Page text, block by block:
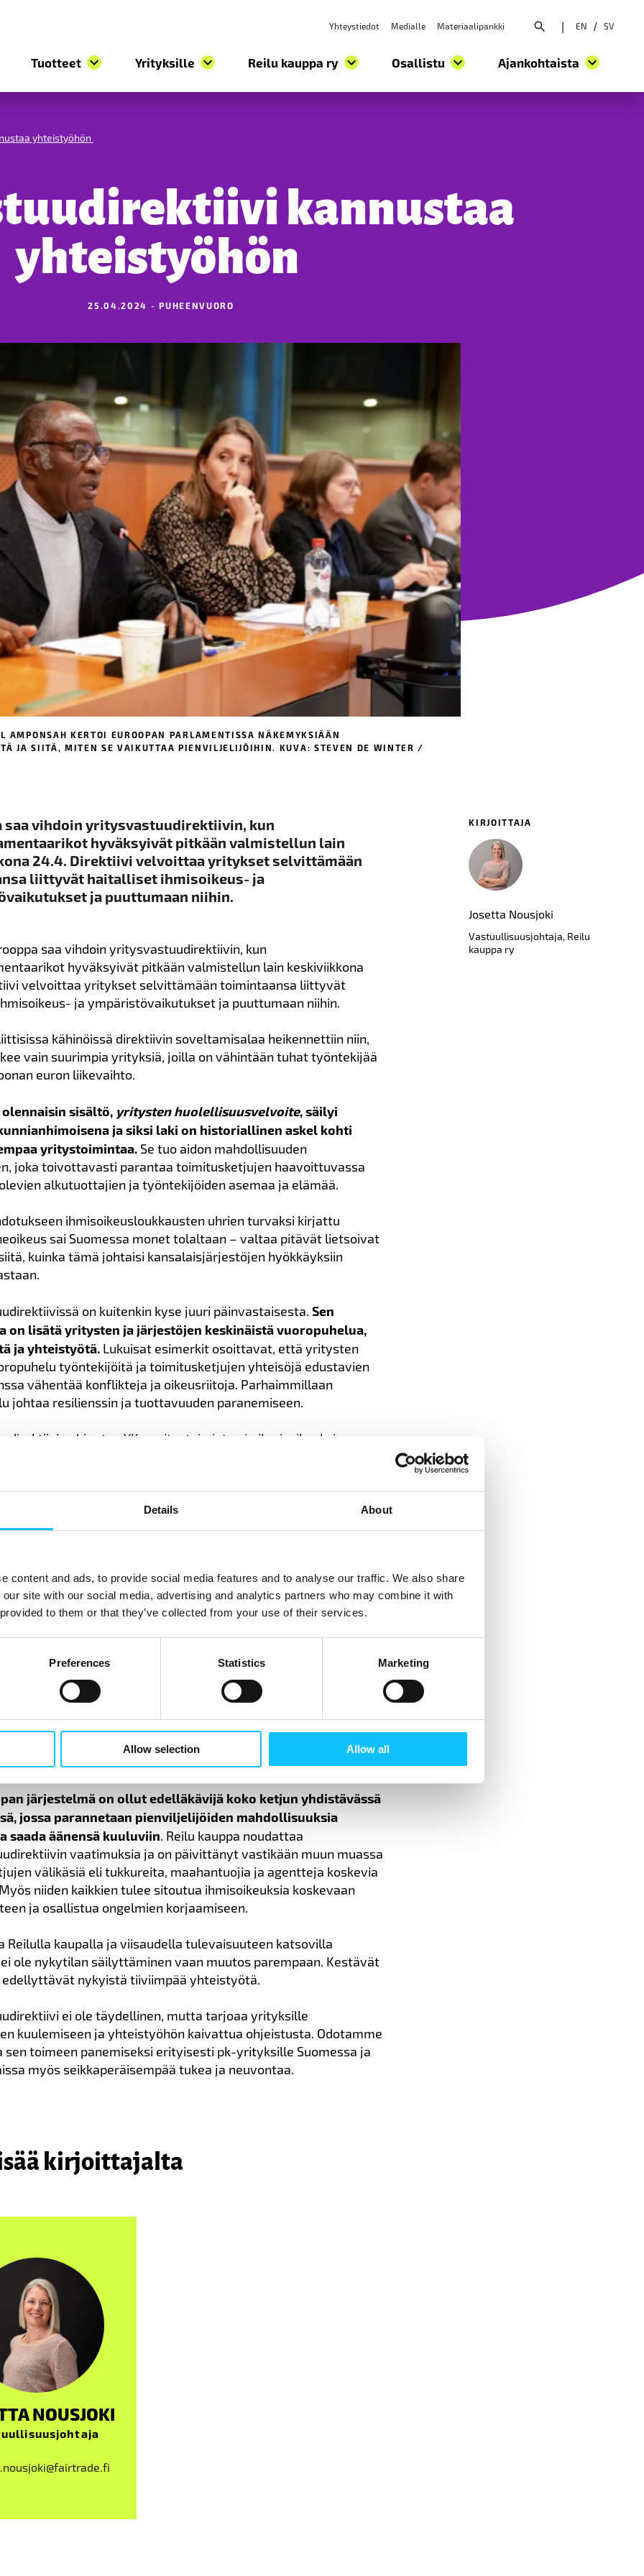
Details About
content and ads, to provide social media features and to analyse our traffic. We also share
site with our social media, advertising and analytics partners who may combine it with
to them or that they’ve collected from your use of their services.
Preferences Statistics Marketing
Allow selection Allow all
Yhteystiedot Medialle Materiaalipankki Avaa hakuvalikko
EN / SV
Tuotteet Yrityksille Reilu kauppa ry Osallistu Ajankohtaista
yhteistyöhön
kannustaa
yhteistyöhön
25.04.2024 - PUHEENVUORO
AMPONSAH KERTOI EUROOPAN PARLAMENTISSA NÄKEMYKSIÄÄN
JA SIITÄ, MITEN SE VAIKUTTAA PIENVILJELIJÖIHIN. KUVA: STEVEN DE WINTER /
saa vihdoin yritysvastuudirektiivin, kun
hyväksyivät pitkään valmistellun lain
24.4. Direktiivi velvoittaa yritykset selvittämään
liittyvät haitalliset ihmisoikeus- ja
ja puuttumaan niihin.
saa vihdoin yritysvastuudirektiivin, kun
hyväksyivät pitkään valmistellun lain keskiviikkona
velvoittaa yritykset selvittämään toimintaansa liittyvät
ja ympäristövaikutukset ja puuttumaan niihin.
kähinöissä direktiivin soveltamisalaa heikennettiin niin,
vain suurimpia yrityksiä, joilla on vähintään tuhat työntekijää
euron liikevaihto.
sisältö, yritysten huolellisuusvelvoite, säilyi
ja siksi laki on historiallinen askel kohti
yritystoimintaa. Se tuo aidon mahdollisuuden
joka toivottavasti parantaa toimitusketjujen haavoittuvassa
alkutuottajien ja työntekijöiden asemaa ja elämää.
ihmisoikeusloukkausten uhrien turvaksi kirjattu
sai Suomessa monet tolaltaan – valtaa pitävät lietsoivat
kuinka tämä johtaisi kansalaisjärjestöjen hyökkäyksiin
on kuitenkin kyse juuri päinvastaisesta. Sen
on lisätä yritysten ja järjestöjen keskinäistä vuoropuhelua,
ja yhteistyötä. Lukuisat esimerkit osoittavat, että yritysten
työntekijöitä ja toimitusketjujen yhteisöjä edustavien
vähentää konflikteja ja oikeusriitoja. Parhaimmillaan
johtaa resilienssin ja tuottavuuden paranemiseen.
pohjautuuYK:n yritystoimintaa ja ihmisoikeuksia
johto tai sijoittajat vaan päätöksentekoa tukevat
– erityisesti ne ihmiset ja yhteisöt, joihin yritystoiminnan
globaaleissa tuotantoketjuissa kohdistuvat.
arvioida, millaisia vaikutuksia sen toiminnalla on, sen pitää
mukaan käydä jatkuvaa vuoropuhelua vaikutusten
ihmisten tai heitä edustavien ammattiliittojen ja järjestöjen
pitää tarkastella muun muassa omien ostokäytäntöjensä
työoloihin ja elämiseen riittäviin ansioihin tuotantoketjuissa. Jos
niitä pitää muuttaa. Vuoropuhelua sidosryhmien kanssa
myös silloin, kun yritys suunnittelee korjaavia toimia ja seuraa
johon jokaisen ketjun lenkin tulee osallistua valta-
järjestelmä on ollut edelläkävijä koko ketjun yhdistävässä
jossa parannetaan pienviljelijöiden mahdollisuuksia
saada äänensä kuuluviin. Reilu kauppa noudattaa
vaatimuksia ja on päivittänyt vastikään muun muassa
välikäsiä eli tukkureita, maahantuojia ja agentteja koskevia
niiden kaikkien tulee sitoutua ihmisoikeuksia koskevaan
ja osallistua ongelmien korjaamiseen.
Reilulla kaupalla ja viisaudella tulevaisuuteen katsovilla
ole nykytilan säilyttäminen vaan muutos parempaan. Kestävät
nykyistä tiiviimpää yhteistyötä.
ei ole täydellinen, mutta tarjoaa yrityksille
kuulemiseen ja yhteistyöhön kaivattua ohjeistusta. Odotamme
sen toimeen panemiseksi erityisesti pk-yrityksille Suomessa ja
myös seikkaperäisempää tukea ja neuvontaa.
kirjoittajalta
NOUSJOKI
KIRJOITTAJA
Josetta Nousjoki
Vastuullisuusjohtaja, Reilu
kauppa ry